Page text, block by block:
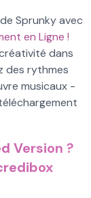
Sprunky avec
en Ligne !
dans
des rythmes
musicaux -
Version ?